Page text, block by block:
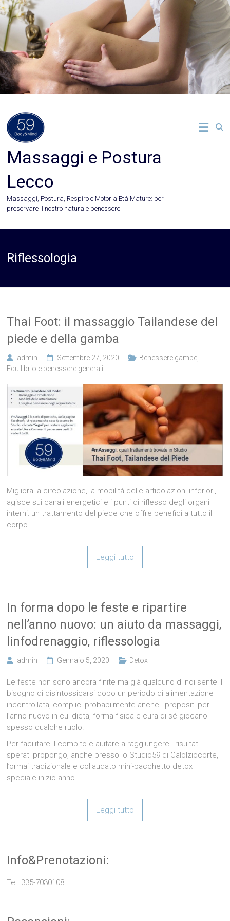
Vai
al
contenuto
Massaggi e Postura
Lecco
Massaggi, Postura, Respiro e Motoria Età Mature: per
preservare il nostro naturale benessere
Riflessologia
Thai Foot: il massaggio Tailandese del
piede e della gamba
admin Settembre 27, 2020 Benessere gambe,
Equilibrio e benessere generali
Migliora la circolazione, la mobilità delle articolazioni inferiori,
agisce sui canali energetici e i punti di riflesso degli organi
interni: un trattamento del piede che offre benefici a tutto il
corpo.
Leggi tutto
In forma dopo le feste e ripartire
nell’anno nuovo: un aiuto da massaggi,
linfodrenaggio, riflessologia
admin Gennaio 5, 2020 Detox
Le feste non sono ancora finite ma già qualcuno di noi sente il
bisogno di disintossicarsi dopo un periodo di alimentazione
incontrollata, complici probabilmente anche i propositi per
l’anno nuovo in cui dieta, forma fisica e cura di sé giocano
spesso qualche ruolo.
Per facilitare il compito e aiutare a raggiungere i risultati
sperati propongo, anche presso lo Studio59 di Calolziocorte,
l’ormai tradizionale e collaudato mini-pacchetto detox
speciale inizio anno.
Leggi tutto
Info&Prenotazioni:
Tel. 335-7030108